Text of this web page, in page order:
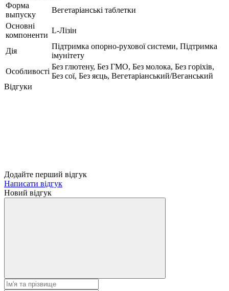
Форма
выпуску
Вегетаріанські таблетки
Основні
компоненти
L-Лізін
Дія
Підтримка опорно-рухової системи, Підтримка
імунітету
Особливості
Без глютену, Без ГМО, Без молока, Без горіхів,
Без сої, Без яєць, Вегетаріанський/Веганський
Відгуки
Додайте перший відгук
Написати відгук
Новий відгук